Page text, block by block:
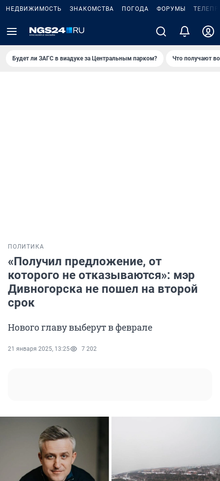
НЕДВИЖИМОСТЬ ЗНАКОМСТВА ПОГОДА ФОРУМЫ
Будет ли ЗАГС в виадуке за Центральным парком? Что получают
ПОЛИТИКА
«Получил предложение, от
которого не отказываются»: мэр
Дивногорска не пошел на второй
срок
Нового главу выберут в феврале
21 января 2025, 13:25 7 202